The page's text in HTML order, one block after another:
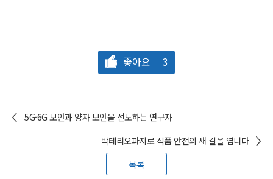
좋아요 3
5G·6G 보안과 양자 보안을 선도하는 연구자
박테리오파지로 식품 안전의 새 길을 엽니다
목록